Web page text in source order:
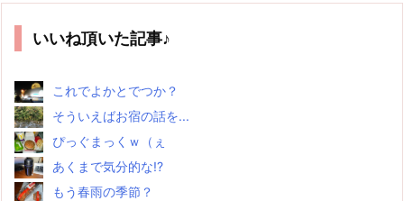
いいね頂いた記事♪
これでよかとでつか？
そういえばお宿の話を...
ぴっぐまっくｗ（ぇ
あくまで気分的な!?
もう春雨の季節？